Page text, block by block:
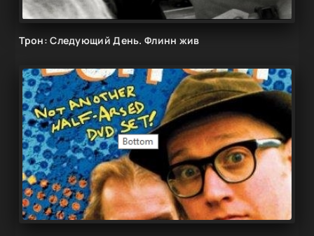
Трон: Следующий День. Флинн жив